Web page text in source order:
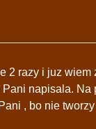
2 razy i juz
Pani napisala.
, bo nie